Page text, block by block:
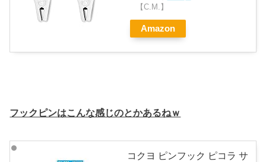
【C.M.】
Amazon
フックピンはこんな感じのとかあるねｗ
コクヨ ピンフック ピコラ サ